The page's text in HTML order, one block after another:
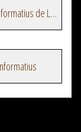
Veure més episodis del programa Butlletins informatius de La Xarxa